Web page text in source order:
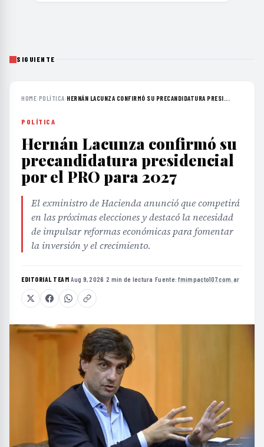
SIGUIENTE
HOME›POLÍTICA›HERNÁN LACUNZA CONFIRMÓ SU PRECANDIDATURA PRESI...
POLÍTICA
Hernán Lacunza confirmó su
precandidatura presidencial
por el PRO para 2027
El exministro de Hacienda anunció que competirá
en las próximas elecciones y destacó la necesidad
de impulsar reformas económicas para fomentar
la inversión y el crecimiento.
EDITORIAL TEAM·Aug 9, 2026 ·2 min de lectura ·Fuente:fmimpacto107.com.ar